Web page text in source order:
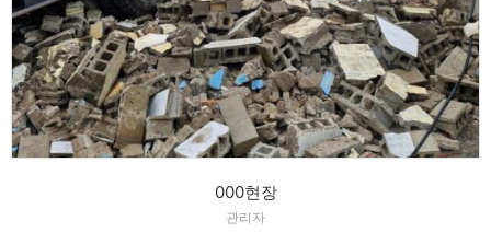
000현장
관리자